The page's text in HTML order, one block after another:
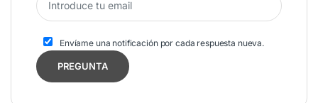
Envíame una notificación por cada respuesta nueva.